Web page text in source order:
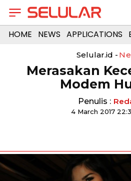
HOME NEWS APPLICATIONS
Selular.id -
Merasakan
Modem
Penulis :
4 March 2017